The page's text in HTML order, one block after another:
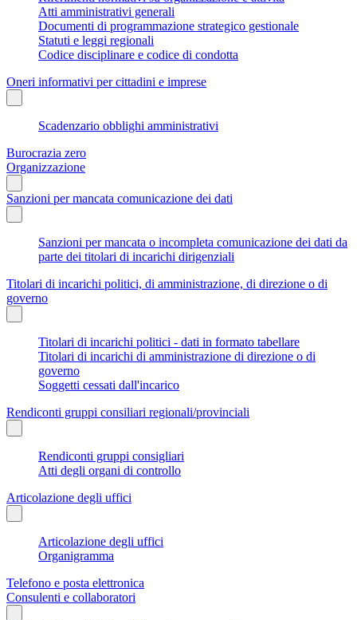
Atti amministrativi generali
Documenti di programmazione strategico gestionale
Statuti e leggi regionali
Codice disciplinare e codice di condotta
Oneri informativi per cittadini e imprese
Scadenzario obblighi amministrativi
Burocrazia zero
Organizzazione
Sanzioni per mancata comunicazione dei dati
Sanzioni per mancata o incompleta comunicazione dei dati da
parte dei titolari di incarichi dirigenziali
Titolari di incarichi politici, di amministrazione, di direzione o di
governo
Titolari di incarichi politici - dati in formato tabellare
Titolari di incarichi di amministrazione di direzione o di
governo
Soggetti cessati dall'incarico
Rendiconti gruppi consiliari regionali/provinciali
Rendiconti gruppi consigliari
Atti degli organi di controllo
Articolazione degli uffici
Articolazione degli uffici
Organigramma
Telefono e posta elettronica
Consulenti e collaboratori